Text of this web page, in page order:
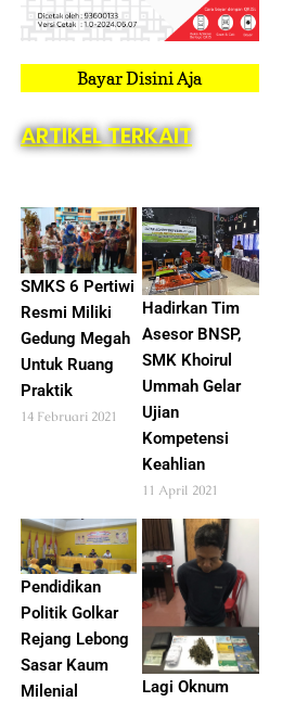
Bayar Disini Aja
ARTIKEL TERKAIT
SMKS 6 Pertiwi
Resmi Miliki
Gedung Megah
Untuk Ruang
Praktik
14 Februari 2021
Hadirkan Tim
Asesor BNSP,
SMK Khoirul
Ummah Gelar
Ujian
Kompetensi
Keahlian
11 April 2021
Pendidikan
Politik Golkar
Rejang Lebong
Sasar Kaum
Milenial
Lagi Oknum